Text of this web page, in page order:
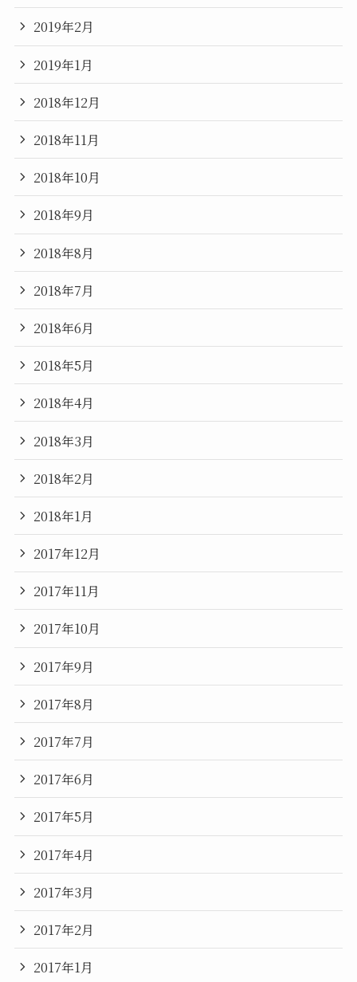
2019年2月
2019年1月
2018年12月
2018年11月
2018年10月
2018年9月
2018年8月
2018年7月
2018年6月
2018年5月
2018年4月
2018年3月
2018年2月
2018年1月
2017年12月
2017年11月
2017年10月
2017年9月
2017年8月
2017年7月
2017年6月
2017年5月
2017年4月
2017年3月
2017年2月
2017年1月